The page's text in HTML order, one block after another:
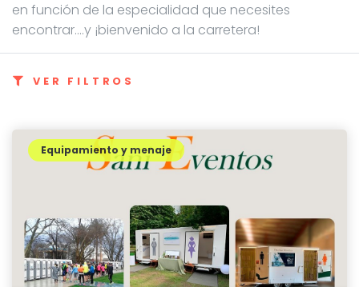
en función de la especialidad que necesites
encontrar....y ¡bienvenido a la carretera!
VER FILTROS
Equipamiento y menaje